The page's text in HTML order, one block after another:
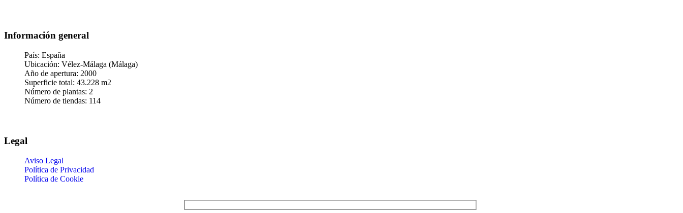
Información general
País: España
Ubicación: Vélez-Málaga (Málaga)
Año de apertura: 2000
Superficie total: 43.228 m2
Número de plantas: 2
Número de tiendas: 114
Legal
Aviso Legal
Política de Privacidad
Política de Cookie